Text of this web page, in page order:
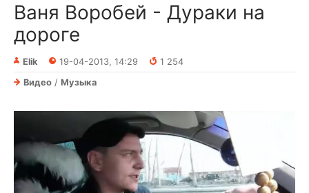
Ваня Воробей - Дураки на
дороге
Elik 19-04-2013, 14:29
1 254
Видео / Музыка